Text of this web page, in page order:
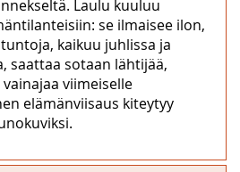
Laulu kuuluu
se ilmaisee ilon,
kaikuu juhlissa ja
saattaa sotaan lähtijää,
viimeiselle
elämänviisaus kiteytyy